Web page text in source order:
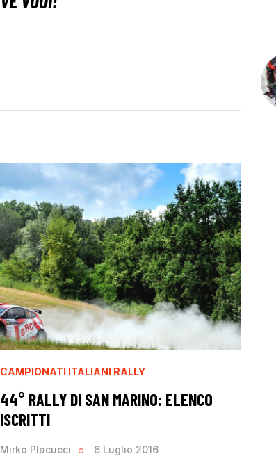
CAMPIONATI ITALIANI RALLY
44° RALLY DI SAN MARINO: ELENCO
ISCRITTI
Mirko Placucci 6 Luglio 2016